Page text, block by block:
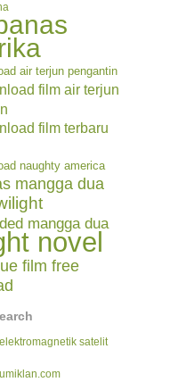
air terjun pengantin
film air terjun
film terbaru
naughty america
mangga dua
mangga dua
novel
film free
satelit